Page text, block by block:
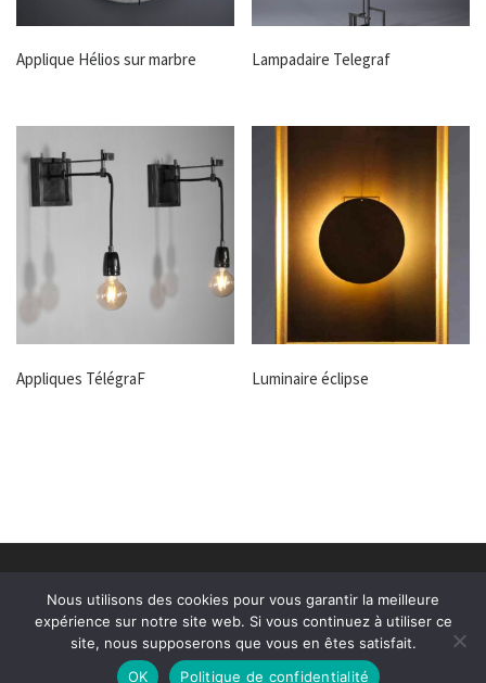
Applique Hélios sur marbre Lampadaire Telegraf
Appliques TélégraF Luminaire éclipse
Création site internet Le Mans Pointcom
Nous utilisons des cookies pour vous garantir la meilleure
expérience sur notre site web. Si vous continuez à utiliser ce
site, nous supposerons que vous en êtes satisfait.
OK
Politique de confidentialité